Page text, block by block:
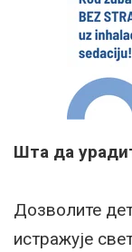
Шта да
Дозволите
истражује